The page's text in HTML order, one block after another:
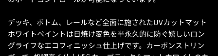
デッキ、ボトム、レールなど全面に施されたUVカットマット
ホワイトペイントは日焼け変色を半永久的に防ぐ嬉しいロン
グライフなエコフィニッシュ仕上げです。カーボンストリン